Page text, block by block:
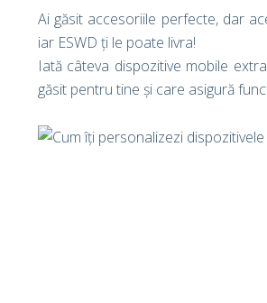
Ai găsit accesoriile perfecte, dar
iar ESWD ți le poate livra!
Iată câteva dispozitive mobile
găsit pentru tine și care asigură